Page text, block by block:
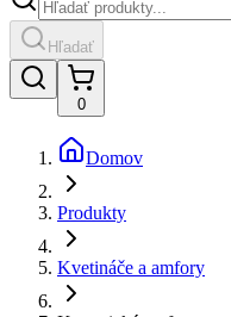
Hľadať
0
Domov
Produkty
Kvetináče a amfory